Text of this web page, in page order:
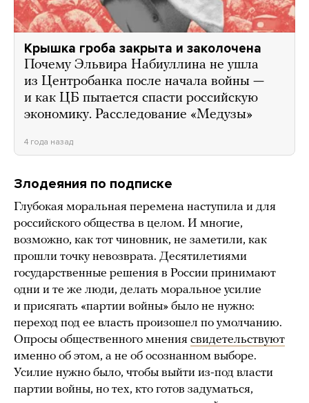
Крышка гроба закрыта и заколочена
Почему Эльвира Набиуллина не ушла
из Центробанка после начала войны —
и как ЦБ пытается спасти российскую
экономику. Расследование «Медузы»
4 года назад
Злодеяния по подписке
Глубокая моральная перемена наступила и для
российского общества в целом. И многие,
возможно, как тот чиновник, не заметили, как
прошли точку невозврата. Десятилетиями
государственные решения в России принимают
одни и те же люди, делать моральное усилие
и присягать «партии войны» было не нужно:
переход под ее власть произошел по умолчанию.
Опросы общественного мнения свидетельствуют
именно об этом, а не об осознанном выборе.
Усилие нужно было, чтобы выйти из-под власти
партии войны, но тех, кто готов задуматься,